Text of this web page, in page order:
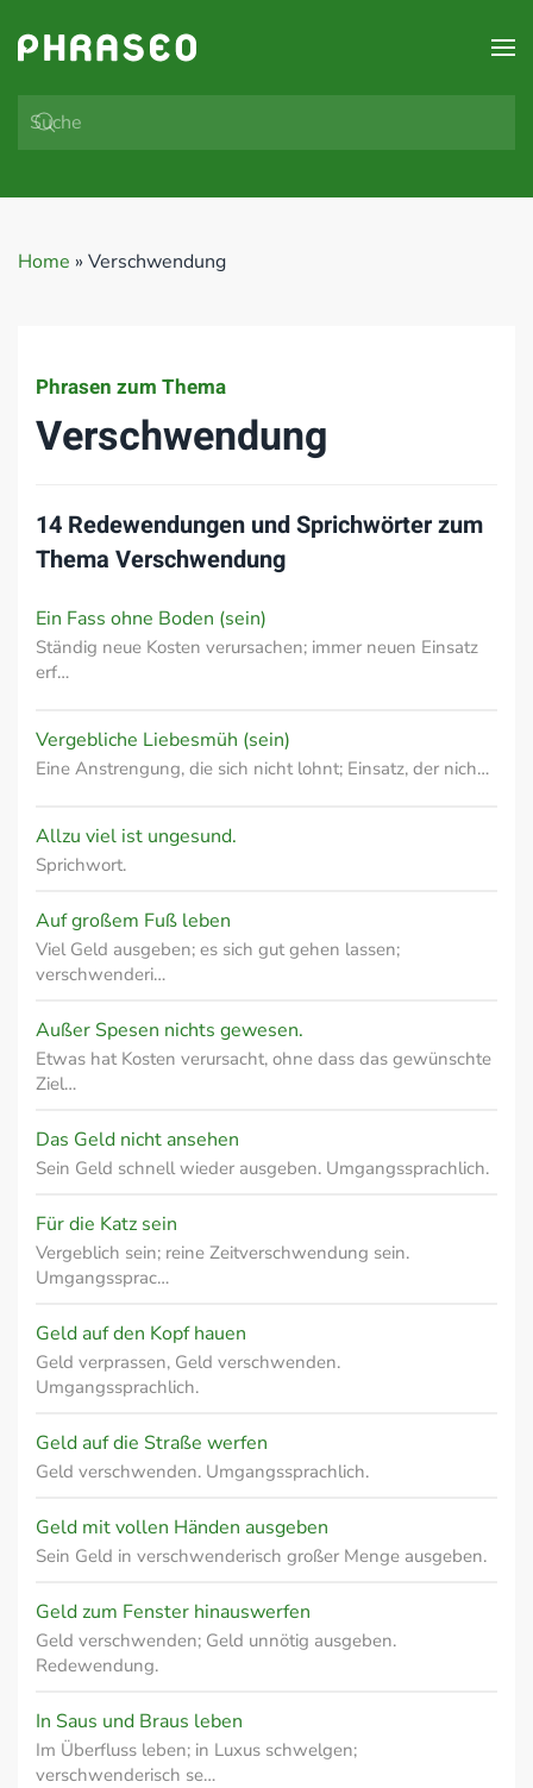
Zum Hauptinhalt springen
Home » Verschwendung
Phrasen zum Thema
Verschwendung
14 Redewendungen und Sprichwörter zum
Thema Verschwendung
Ein Fass ohne Boden (sein)
Ständig neue Kosten verursachen; immer neuen Einsatz
erf…
Vergebliche Liebesmüh (sein)
Eine Anstrengung, die sich nicht lohnt; Einsatz, der nich…
Allzu viel ist ungesund.
Sprichwort.
Auf großem Fuß leben
Viel Geld ausgeben; es sich gut gehen lassen;
verschwenderi…
Außer Spesen nichts gewesen.
Etwas hat Kosten verursacht, ohne dass das gewünschte
Ziel…
Das Geld nicht ansehen
Sein Geld schnell wieder ausgeben. Umgangssprachlich.
Für die Katz sein
Vergeblich sein; reine Zeitverschwendung sein.
Umgangssprac…
Geld auf den Kopf hauen
Geld verprassen, Geld verschwenden.
Umgangssprachlich.
Geld auf die Straße werfen
Geld verschwenden. Umgangssprachlich.
Geld mit vollen Händen ausgeben
Sein Geld in verschwenderisch großer Menge ausgeben.
Geld zum Fenster hinauswerfen
Geld verschwenden; Geld unnötig ausgeben.
Redewendung.
In Saus und Braus leben
Im Überfluss leben; in Luxus schwelgen;
verschwenderisch se…